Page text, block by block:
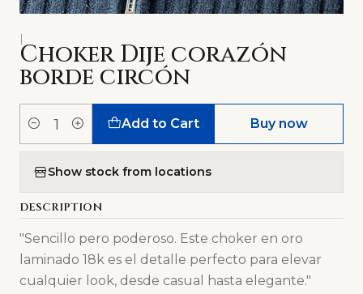
|
Choker Dije corazón
borde circón
Quantity
Add to Cart Buy now
Show stock from locations
DESCRIPTION
"Sencillo pero poderoso. Este choker en oro
laminado 18k es el detalle perfecto para elevar
cualquier look, desde casual hasta elegante."